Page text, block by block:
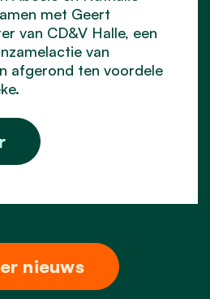
met Geert
van CD&V Halle, een
van
afgerond ten voordele
nieuws